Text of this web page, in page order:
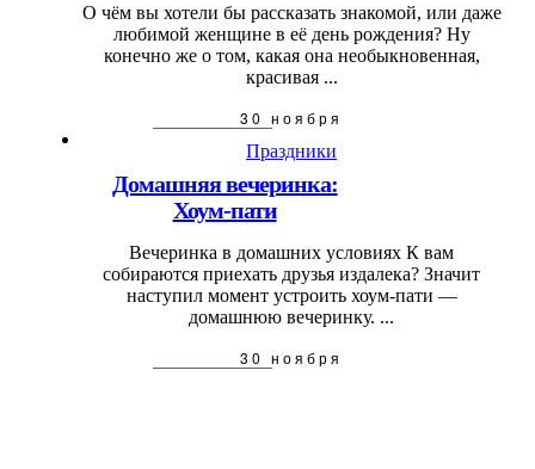
О чём вы хотели бы рассказать знакомой, или даже
любимой женщине в её день рождения? Ну
конечно же о том, какая она необыкновенная,
красивая ...
30 ноября
Праздники
Домашняя вечеринка:
Хоум-пати
Вечеринка в домашних условиях К вам
собираются приехать друзья издалека? Значит
наступил момент устроить хоум-пати —
домашнюю вечеринку. ...
30 ноября